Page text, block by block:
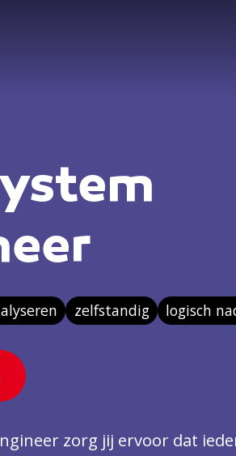
zelfstandig logisch
zorg jij ervoor dat